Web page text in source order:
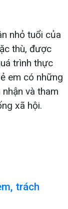
nhỏ tuổi của
thù, được
trình thực
em có những
và tham
xã hội.
trách